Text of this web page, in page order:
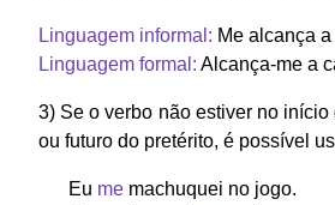
Linguagem informal: Me alcança
Linguagem formal: Alcança-me a
3) Se o verbo não estiver no
ou futuro do pretérito, é possível
Eu me machuquei no jogo.